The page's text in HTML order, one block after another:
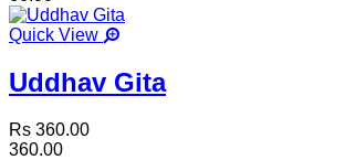
Quick View
Uddhav Gita
Rs 360.00
360.00